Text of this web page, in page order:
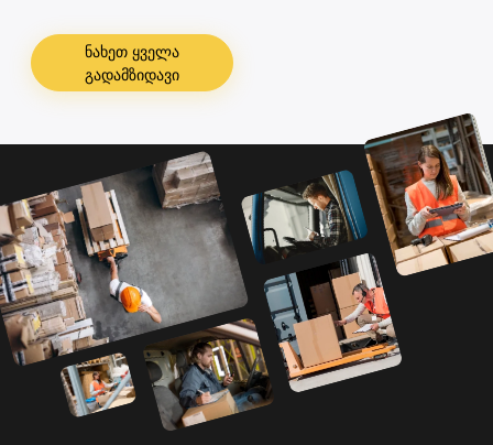
ნახეთ ყველა
გადამზიდავი